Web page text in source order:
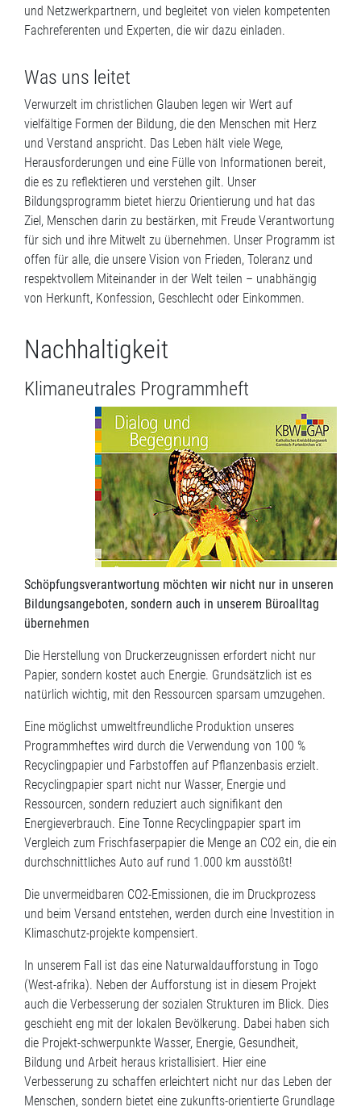
und Netzwerkpartnern, und begleitet von vielen kompetenten
Fachreferenten und Experten, die wir dazu einladen.
Was uns leitet
Verwurzelt im christlichen Glauben legen wir Wert auf
vielfältige Formen der Bildung, die den Menschen mit Herz
und Verstand anspricht. Das Leben hält viele Wege,
Herausforderungen und eine Fülle von Informationen bereit,
die es zu reflektieren und verstehen gilt. Unser
Bildungsprogramm bietet hierzu Orientierung und hat das
Ziel, Menschen darin zu bestärken, mit Freude Verantwortung
für sich und ihre Mitwelt zu übernehmen. Unser Programm ist
offen für alle, die unsere Vision von Frieden, Toleranz und
respektvollem Miteinander in der Welt teilen – unabhängig
von Herkunft, Konfession, Geschlecht oder Einkommen.
Nachhaltigkeit
Klimaneutrales Programmheft
Schöpfungsverantwortung möchten wir nicht nur in unseren
Bildungsangeboten, sondern auch in unserem Büroalltag
übernehmen
Die Herstellung von Druckerzeugnissen erfordert nicht nur
Papier, sondern kostet auch Energie. Grundsätzlich ist es
natürlich wichtig, mit den Ressourcen sparsam umzugehen.
Eine möglichst umweltfreundliche Produktion unseres
Programmheftes wird durch die Verwendung von 100 %
Recyclingpapier und Farbstoffen auf Pflanzenbasis erzielt.
Recyclingpapier spart nicht nur Wasser, Energie und
Ressourcen, sondern reduziert auch signifikant den
Energieverbrauch. Eine Tonne Recyclingpapier spart im
Vergleich zum Frischfaserpapier die Menge an CO2 ein, die ein
durchschnittliches Auto auf rund 1.000 km ausstößt!
Die unvermeidbaren CO2-Emissionen, die im Druckprozess
und beim Versand entstehen, werden durch eine Investition in
Klimaschutz-projekte kompensiert.
In unserem Fall ist das eine Naturwaldaufforstung in Togo
(West-afrika). Neben der Aufforstung ist in diesem Projekt
auch die Verbesserung der sozialen Strukturen im Blick. Dies
geschieht eng mit der lokalen Bevölkerung. Dabei haben sich
die Projekt-schwerpunkte Wasser, Energie, Gesundheit,
Bildung und Arbeit heraus kristallisiert. Hier eine
Verbesserung zu schaffen erleichtert nicht nur das Leben der
Menschen, sondern bietet eine zukunfts-orientierte Grundlage